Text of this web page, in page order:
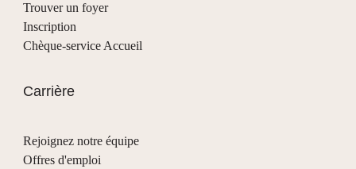
Trouver un foyer
Inscription
Chèque-service Accueil
Carrière
Rejoignez notre équipe
Offres d'emploi